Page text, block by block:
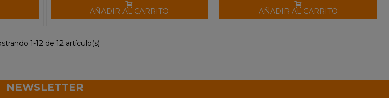
AÑADIR AL CARRITO AÑADIR AL CARRITO
1-12 de 12 artículo(s)
NEWSLETTER